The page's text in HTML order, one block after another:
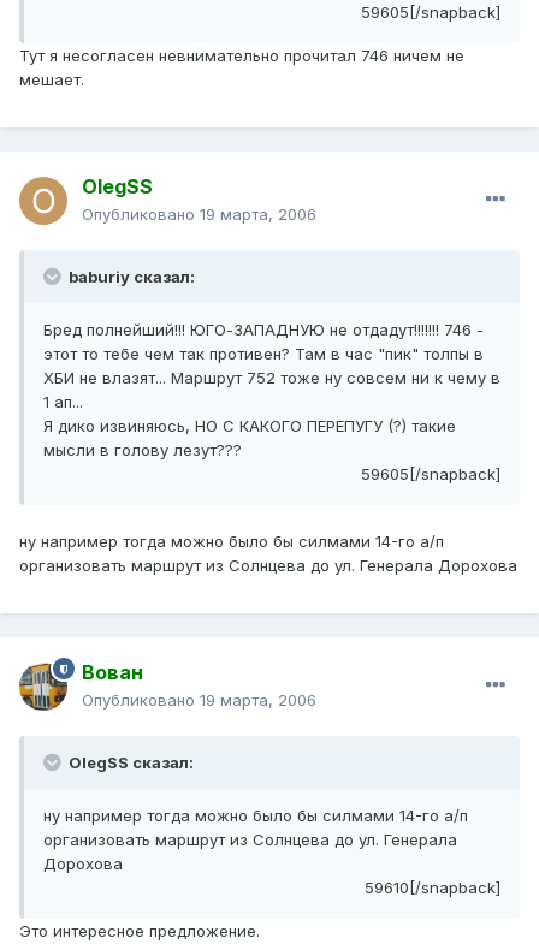
59605[/snapback]
Тут я несогласен невнимательно прочитал 746 ничем не
мешает.
OlegSS
Опубликовано 19 марта, 2006
baburiy сказал:
Бред полнейший!!! ЮГО-ЗАПАДНУЮ не отдадут!!!!!!! 746 -
этот то тебе чем так противен? Там в час "пик" толпы в
ХБИ не влазят... Маршрут 752 тоже ну совсем ни к чему в
1 ап...
Я дико извиняюсь, НО С КАКОГО ПЕРЕПУГУ (?) такие
мысли в голову лезут???
59605[/snapback]
ну например тогда можно было бы силмами 14-го а/п
организовать маршрут из Солнцева до ул. Генерала Дорохова
Вован
Опубликовано 19 марта, 2006
OlegSS сказал:
ну например тогда можно было бы силмами 14-го а/п
организовать маршрут из Солнцева до ул. Генерала
Дорохова
59610[/snapback]
Это интересное предложение.